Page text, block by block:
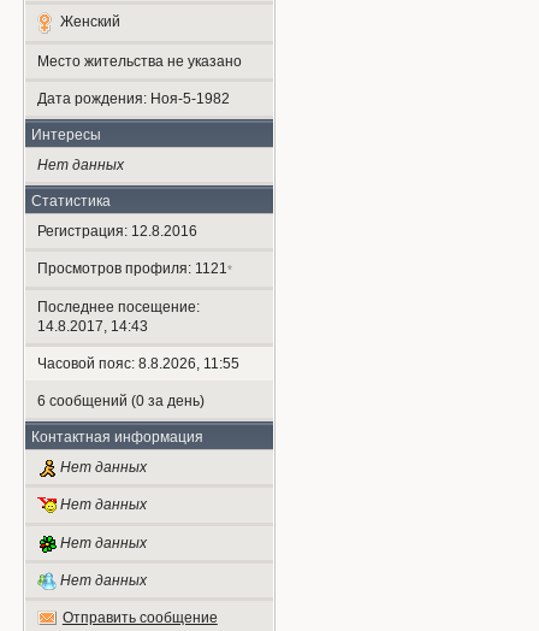
Женский
Место жительства не указано
Дата рождения: Ноя-5-1982
Интересы
Нет данных
Статистика
Регистрация: 12.8.2016
Просмотров профиля: 1121*
Последнее посещение:
14.8.2017, 14:43
Часовой пояс: 8.8.2026, 11:55
6 сообщений (0 за день)
Контактная информация
Нет данных
Нет данных
Нет данных
Нет данных
Отправить сообщение